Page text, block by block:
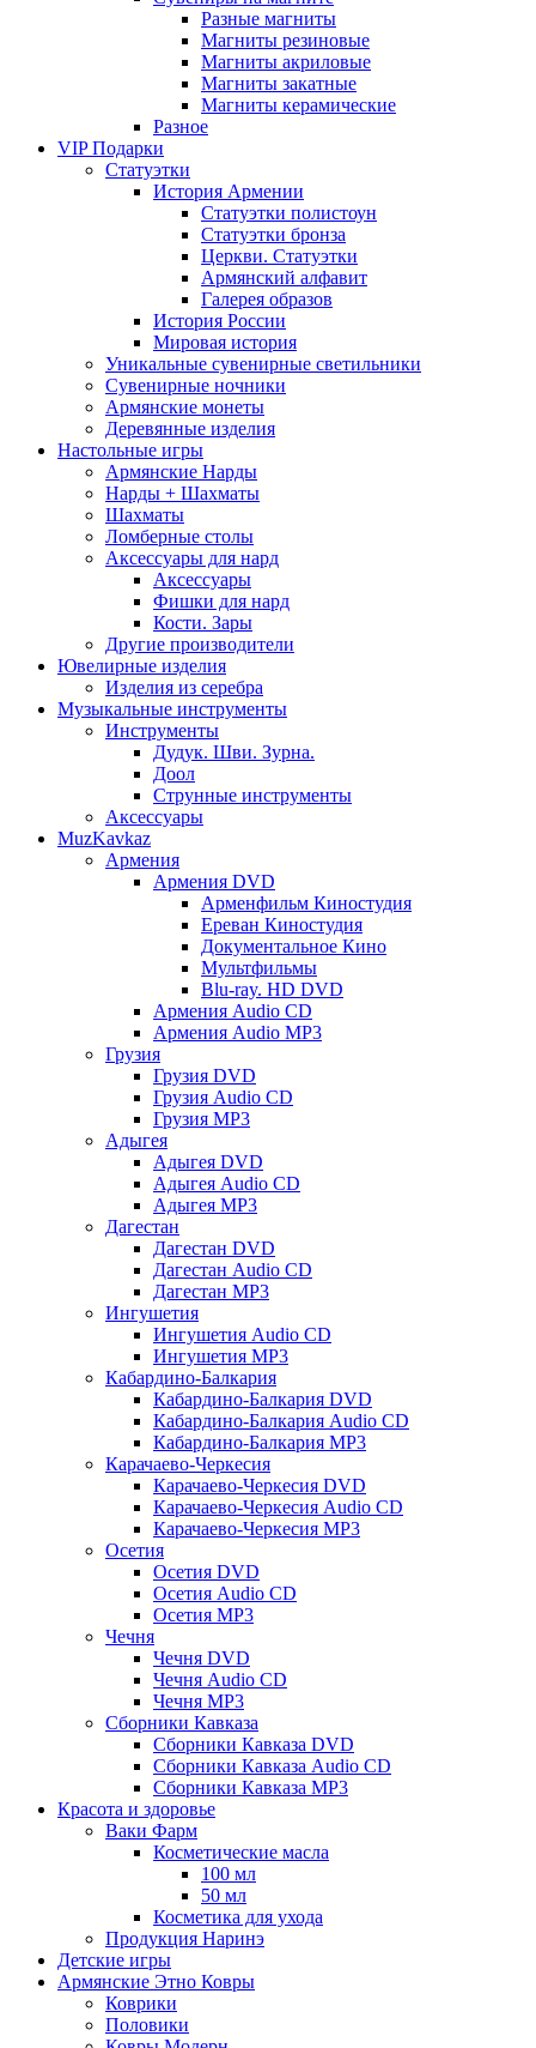
Разные магниты
Магниты резиновые
Магниты акриловые
Магниты закатные
Магниты керамические
Разное
VIP Подарки
Статуэтки
История Армении
Статуэтки полистоун
Статуэтки бронза
Церкви. Статуэтки
Армянский алфавит
Галерея образов
История России
Мировая история
Уникальные сувенирные светильники
Сувенирные ночники
Армянские монеты
Деревянные изделия
Настольные игры
Армянские Нарды
Нарды + Шахматы
Шахматы
Ломберные столы
Аксессуары для нард
Аксессуары
Фишки для нард
Кости. Зары
Другие производители
Ювелирные изделия
Изделия из серебра
Музыкальные инструменты
Инструменты
Дудук. Шви. Зурна.
Доол
Струнные инструменты
Аксессуары
MuzKavkaz
Армения
Армения DVD
Арменфильм Киностудия
Ереван Киностудия
Документальное Кино
Мультфильмы
Blu-ray. HD DVD
Армения Audio CD
Армения Audio MP3
Грузия
Грузия DVD
Грузия Audio CD
Грузия MP3
Адыгея
Адыгея DVD
Адыгея Audio CD
Адыгея MP3
Дагестан
Дагестан DVD
Дагестан Audio CD
Дагестан MP3
Ингушетия
Ингушетия Audio CD
Ингушетия MP3
Кабардино-Балкария
Кабардино-Балкария DVD
Кабардино-Балкария Audio CD
Кабардино-Балкария MP3
Карачаево-Черкесия
Карачаево-Черкесия DVD
Карачаево-Черкесия Audio CD
Карачаево-Черкесия MP3
Осетия
Осетия DVD
Осетия Audio CD
Осетия MP3
Чечня
Чечня DVD
Чечня Audio CD
Чечня MP3
Сборники Кавказа
Сборники Кавказа DVD
Сборники Кавказа Audio CD
Сборники Кавказа MP3
Красота и здоровье
Ваки Фарм
Косметические масла
100 мл
50 мл
Косметика для ухода
Продукция Наринэ
Детские игры
Армянские Этно Ковры
Коврики
Половики